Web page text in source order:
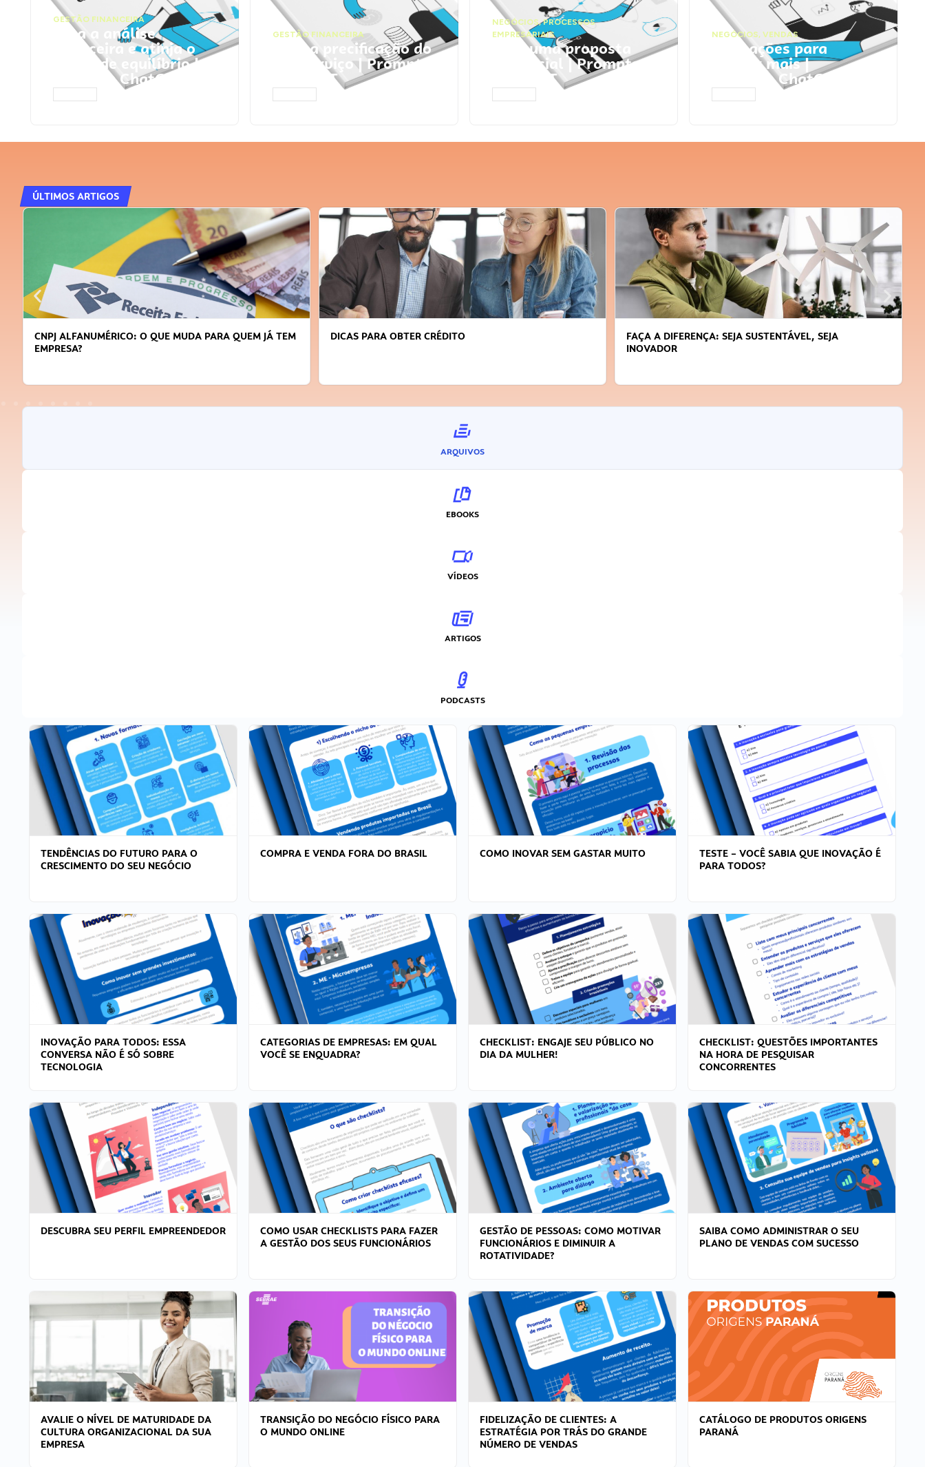
GESTÃO FINANCEIRA
Faça a análise
financeira e atinja o
ponto de equilíbrio |
Prompts ChatGPT
GESTÃO FINANCEIRA
Faça a precificação do
seu serviço | Prompts
ChatGPT
NEGÓCIOS,PROCESSOS
EMPRESARIAIS
Faça uma proposta
comercial | Prompts
ChatGPT
NEGÓCIOS, VENDAS
Faça ações para
vender mais |
Prompts ChatGPT
ÚLTIMOS ARTIGOS
DICAS PARA OBTER CRÉDITO
FAÇA A DIFERENÇA: SEJA SUSTENTÁVEL, SEJA
APRENDA A GERENCIAR O SEU TEMPO
ARQUIVOS
EBOOKS
VÍDEOS
ARTIGOS
PODCASTS
TENDÊNCIAS DO FUTURO PARA O
CRESCIMENTO DO SEU NEGÓCIO
COMPRA E VENDA FORA DO BRASIL COMO INOVAR SEM GASTAR MUITO
TESTE – VOCÊ SABIA QUE INOVAÇÃO É
PARA TODOS?
INOVAÇÃO PARA TODOS: ESSA
CONVERSA NÃO É SÓ SOBRE
TECNOLOGIA
CATEGORIAS DE EMPRESAS: EM QUAL
VOCÊ SE ENQUADRA?
CHECKLIST: ENGAJE SEU PÚBLICO NO
DIA DA MULHER!
CHECKLIST: QUESTÕES IMPORTANTES
NA HORA DE PESQUISAR
CONCORRENTES
DESCUBRA SEU PERFIL EMPREENDEDOR
COMO USAR CHECKLISTS PARA FAZER
A GESTÃO DOS SEUS FUNCIONÁRIOS
GESTÃO DE PESSOAS: COMO MOTIVAR
FUNCIONÁRIOS E DIMINUIR A
ROTATIVIDADE?
SAIBA COMO ADMINISTRAR O SEU
PLANO DE VENDAS COM SUCESSO
AVALIE O NÍVEL DE MATURIDADE DA
CULTURA ORGANIZACIONAL DA SUA
EMPRESA
TRANSIÇÃO DO NEGÓCIO FÍSICO PARA
O MUNDO ONLINE
FIDELIZAÇÃO DE CLIENTES: A
ESTRATÉGIA POR TRÁS DO GRANDE
NÚMERO DE VENDAS
CATÁLOGO DE PRODUTOS ORIGENS
PARANÁ